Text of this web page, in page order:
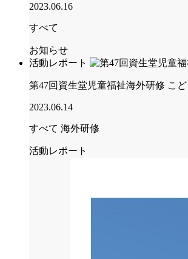
2023.06.16
すべて
お知らせ
活動レポート
第47回資生堂児童福祉海外研修 こ
2023.06.14
すべて 海外研修
活動レポート